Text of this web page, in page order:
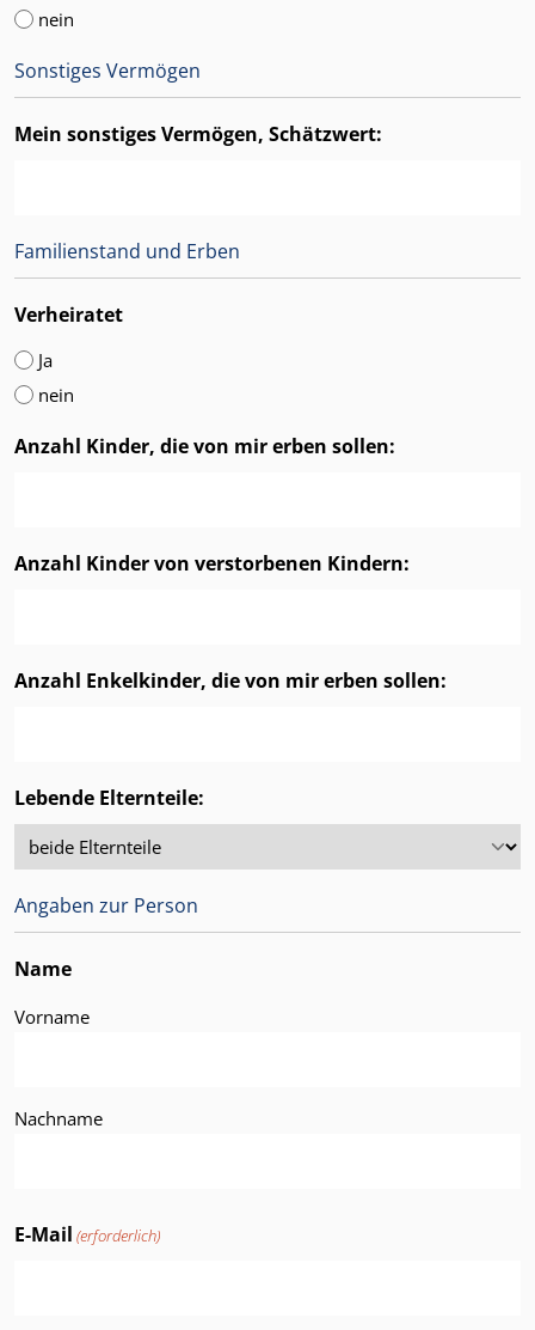
nein
Sonstiges Vermögen
Mein sonstiges Vermögen, Schätzwert:
Familienstand und Erben
Verheiratet
Ja
nein
Anzahl Kinder, die von mir erben sollen:
Anzahl Kinder von verstorbenen Kindern:
Anzahl Enkelkinder, die von mir erben sollen:
Lebende Elternteile:
Angaben zur Person
Name
Vorname
Nachname
E-Mail (erforderlich)